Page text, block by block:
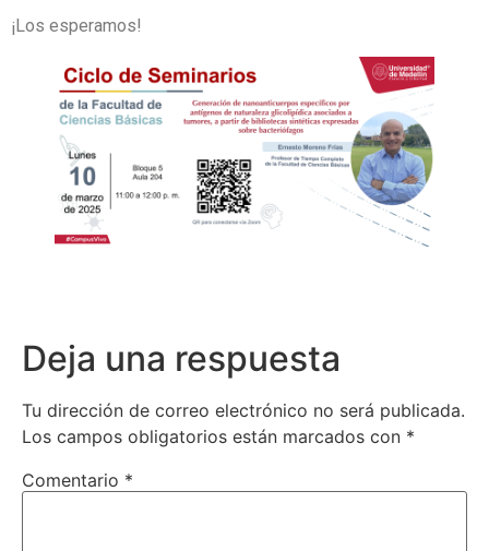
¡Los esperamos!
Deja una respuesta
Tu dirección de correo electrónico no será publicada.
Los campos obligatorios están marcados con *
Comentario *